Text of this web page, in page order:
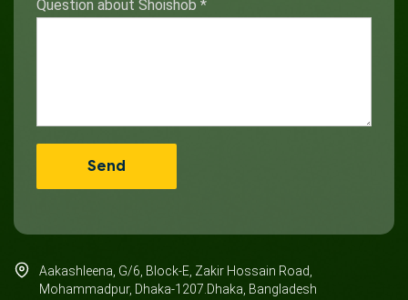
Question about Shoishob *
Aakashleena, G/6, Block-E, Zakir Hossain Road,
Mohammadpur, Dhaka-1207.Dhaka, Bangladesh